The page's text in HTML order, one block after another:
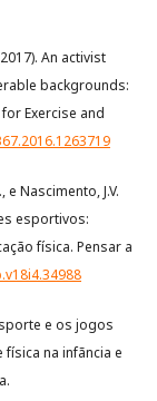
An activist
backgrounds:
Exercise and
Nascimento, J.V.
esportivos:
física. Pensar a
e os jogos
física na infãncia e